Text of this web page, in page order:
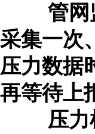
管网监
采集一次
压力数据
再等待上
压力检